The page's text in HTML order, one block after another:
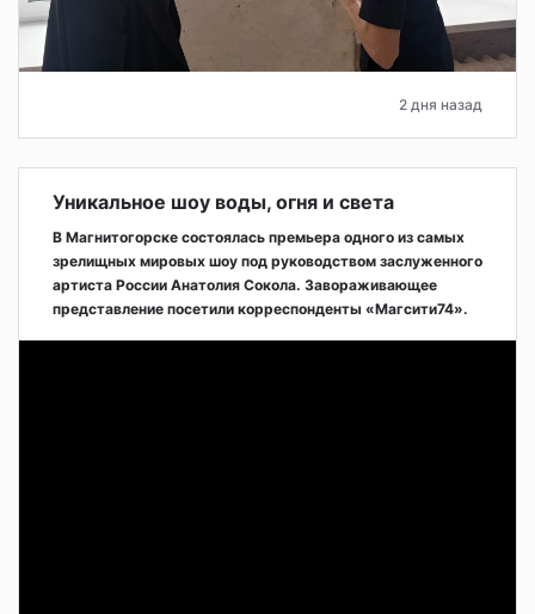
2 дня назад
Уникальное шоу воды, огня и света
В Магнитогорске состоялась премьера одного из самых
зрелищных мировых шоу под руководством заслуженного
артиста России Анатолия Сокола. Завораживающее
представление посетили корреспонденты «Магсити74».